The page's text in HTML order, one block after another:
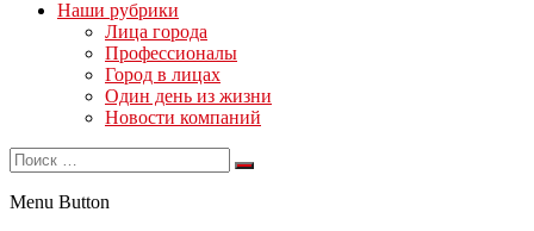
Наши рубрики
Лица города
Профессионалы
Город в лицах
Один день из жизни
Новости компаний
Menu Button